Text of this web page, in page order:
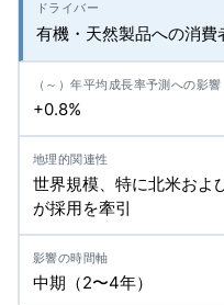
有機・天然製品への消費
+0.8%
世界規模、特に北米およ
が採用を牽引
中期（2〜4年）